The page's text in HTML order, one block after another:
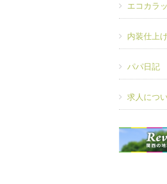
エコカラ
内装仕上
パパ日記
求人につ